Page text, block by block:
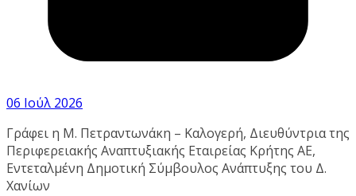
06 Ιούλ 2026
Γράφει η Μ. Πετραντωνάκη – Καλογερή, Διευθύντρια της
Περιφερειακής Αναπτυξιακής Εταιρείας Κρήτης ΑΕ,
Εντεταλμένη Δημοτική Σύμβουλος Ανάπτυξης του Δ.
Χανίων